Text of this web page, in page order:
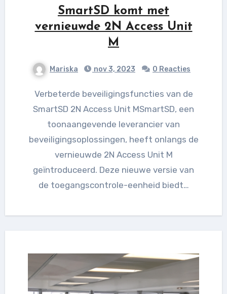
SmartSD komt met
vernieuwde 2N Access Unit
M
Mariska nov 3, 2023 0 Reacties
Verbeterde beveiligingsfuncties van de
SmartSD 2N Access Unit MSmartSD, een
toonaangevende leverancier van
beveiligingsoplossingen, heeft onlangs de
vernieuwde 2N Access Unit M
geïntroduceerd. Deze nieuwe versie van
de toegangscontrole-eenheid biedt…